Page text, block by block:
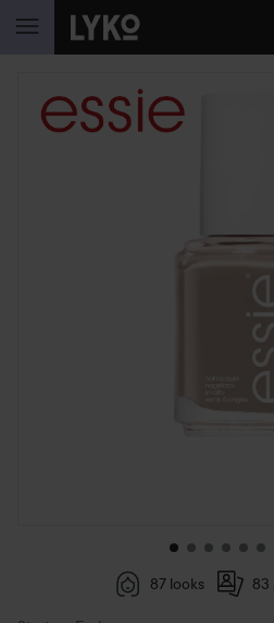
HOPPA TILL INNEHÅLLET
HOPPA ÖVER SEKTIONEN
87 looks 83